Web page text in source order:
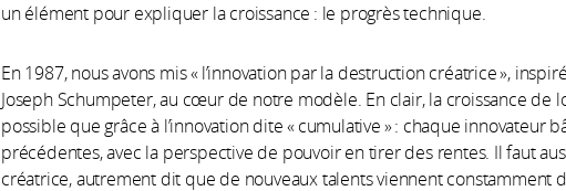
un élément pour expliquer la croissance : le progrès technique.
En 1987, nous avons mis « l’inno­­vation par la destruction créatrice »,
Joseph Schumpeter, au cœur de notre modèle. En clair, la croissance de
possible que grâce à l’innovation dite « cumulative » : chaque inno­vateur
précédentes, avec la perspective de pouvoir en tirer des rentes. Il faut
créatrice, autrement dit que de nouveaux talents viennent constamment